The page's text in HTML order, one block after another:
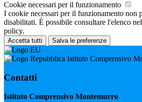
Cookie necessari per il funzionamento
I cookie necessari per il funzionamento non
disabilitati. È possibile consultare l'elenco
policy.
Accetta tutti Salva le preferenze
Istituto Comprensivo
Contatti
Istituto Comprensivo Montemurro